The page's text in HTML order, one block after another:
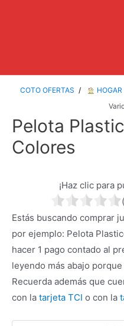
COTO OFERTAS HOGAR
Pelota
Colores
¡Haz clic para
Estás buscando comprar
por ejemplo: Pelota
hacer 1 pago contado al
leyendo más abajo
Recuerda además que
con la tarjeta TCI o con la